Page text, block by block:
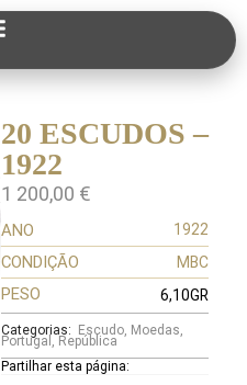
20 ESCUDOS –
1922
1 200,00 €
ANO 1922
CONDIÇÃO MBC
PESO 6,10GR
Categorias: Escudo, Moedas,
Portugal , República
Partilhar esta página: